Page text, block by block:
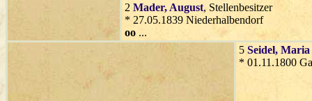
2 Mader, August, Stellenbesitzer
* 27.05.1839 Niederhalbendorf
oo ...
5 Seidel, Maria
* 01.11.1800